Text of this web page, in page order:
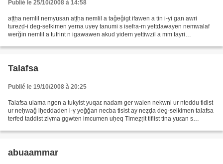
Publié le 25/10/2008 à 14:58
aṭṭḥa nemlil nemyusan aṭṭḥa nemlil a tağeğigt ifawen a tin i-yi gan awri
turezḍ-i deg-selkimen yerna uγeγ tanumi s isefra-m yettdawayen nemwalaf
werğin nemlil a tufrint n igawawen akud yidem yettiwzil a mm tayri
Talafsa
Publié le 19/10/2008 à 20:25
Talafsa ulama ngen a tukyist yuqaε nadam ger walen nekwni ur nteddu tidist
ur neḥwağ iḥeddaden i-γ yeğğan necba tisist ay neẓḍa deg-selkimen talafsa
terfed taddist ziγma ggwten imcumen uḥeq Timeẓṛit tiflist tina yuεan s
abuaammar